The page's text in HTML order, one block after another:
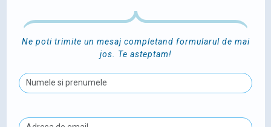
Ne poti trimite un mesaj completand formularul de mai
jos. Te asteptam!